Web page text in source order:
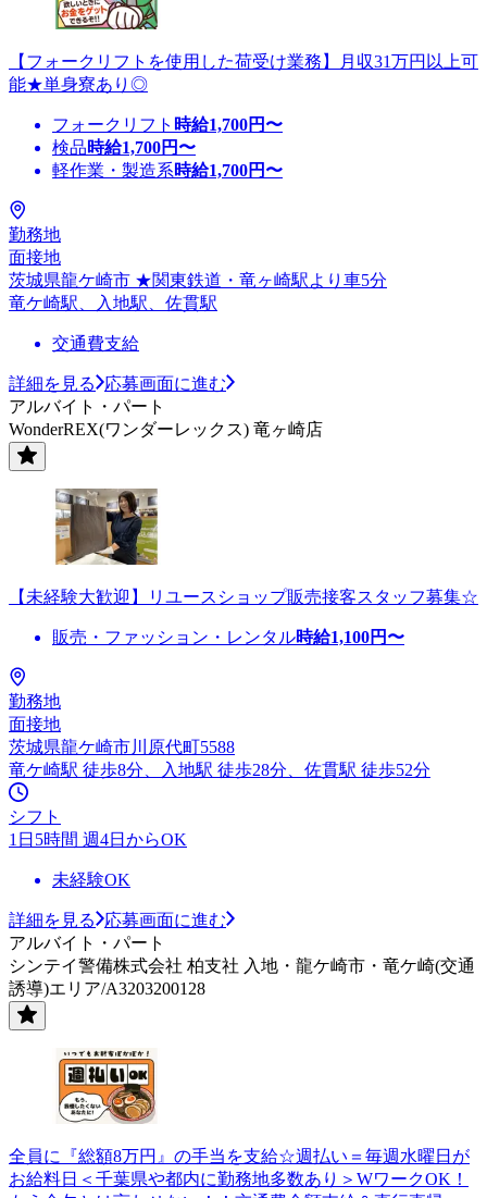
【フォークリフトを使用した荷受け業務】月収31万円以上可
能★単身寮あり◎
フォークリフト 時給1,700円〜
検品時給1,700円〜
軽作業・製造系時給1,700円〜
勤務地
面接地
茨城県龍ケ崎市 ★関東鉄道・竜ヶ崎駅より車5分
竜ケ崎駅、入地駅、佐貫駅
交通費支給
詳細を見る
応募画面に進む
アルバイト・パート
WonderREX(ワンダーレックス) 竜ヶ崎店
【未経験大歓迎】リユースショップ販売接客スタッフ募集☆
販売・ファッション・レンタル時給1,100円〜
勤務地
面接地
茨城県龍ケ崎市川原代町5588
竜ケ崎駅 徒歩8分、入地駅 徒歩28分、佐貫駅 徒歩52分
シフト
1日5時間 週4日からOK
未経験OK
詳細を見る
応募画面に進む
アルバイト・パート
シンテイ警備株式会社 柏支社 入地・龍ケ崎市・竜ケ崎(交通
誘導)エリア/A3203200128
全員に『総額8万円』の手当を支給☆週払い＝毎週水曜日が
お給料日＜千葉県や都内に勤務地多数あり＞WワークOK！